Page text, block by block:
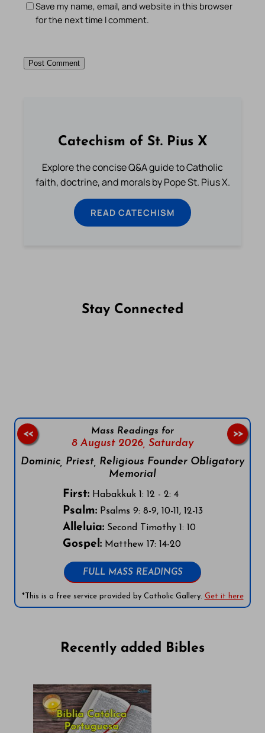
Save my name, email, and website in this browser
for the next time I comment.
Catechism of St. Pius X
Explore the concise Q&A guide to Catholic
faith, doctrine, and morals by Pope St. Pius X.
READ CATECHISM
Stay Connected
Mass Readings for
8 August 2026, Saturday
Dominic, Priest, Religious Founder Obligatory
Memorial
First:Habakkuk 1: 12 - 2: 4
Psalm:Psalms 9: 8-9, 10-11, 12-13
Alleluia:Second Timothy 1: 10
Gospel:Matthew 17: 14-20
FULL MASS READINGS
*This is a free service provided by Catholic Gallery. Get it here
<< >>
Recently added Bibles